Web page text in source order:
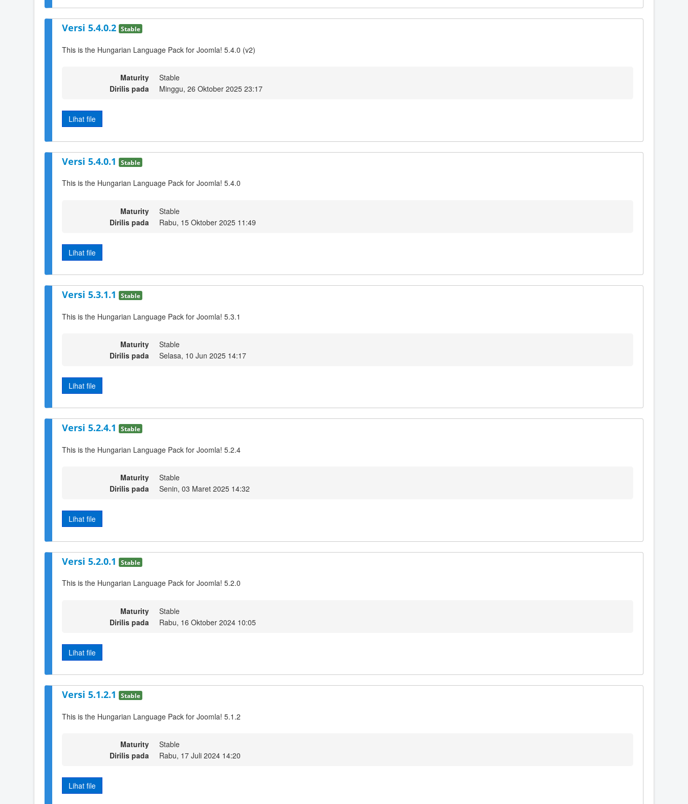
Versi 5.4.0.2 Stable
This is the Hungarian Language Pack for Joomla! 5.4.0 (v2)
Maturity
Stable
Dirilis pada
Minggu, 26 Oktober 2025 23:17
Lihat file
Versi 5.4.0.1 Stable
This is the Hungarian Language Pack for Joomla! 5.4.0
Maturity
Stable
Dirilis pada
Rabu, 15 Oktober 2025 11:49
Lihat file
Versi 5.3.1.1 Stable
This is the Hungarian Language Pack for Joomla! 5.3.1
Maturity
Stable
Dirilis pada
Selasa, 10 Jun 2025 14:17
Lihat file
Versi 5.2.4.1 Stable
This is the Hungarian Language Pack for Joomla! 5.2.4
Maturity
Stable
Dirilis pada
Senin, 03 Maret 2025 14:32
Lihat file
Versi 5.2.0.1 Stable
This is the Hungarian Language Pack for Joomla! 5.2.0
Maturity
Stable
Dirilis pada
Rabu, 16 Oktober 2024 10:05
Lihat file
Versi 5.1.2.1 Stable
This is the Hungarian Language Pack for Joomla! 5.1.2
Maturity
Stable
Dirilis pada
Rabu, 17 Juli 2024 14:20
Lihat file